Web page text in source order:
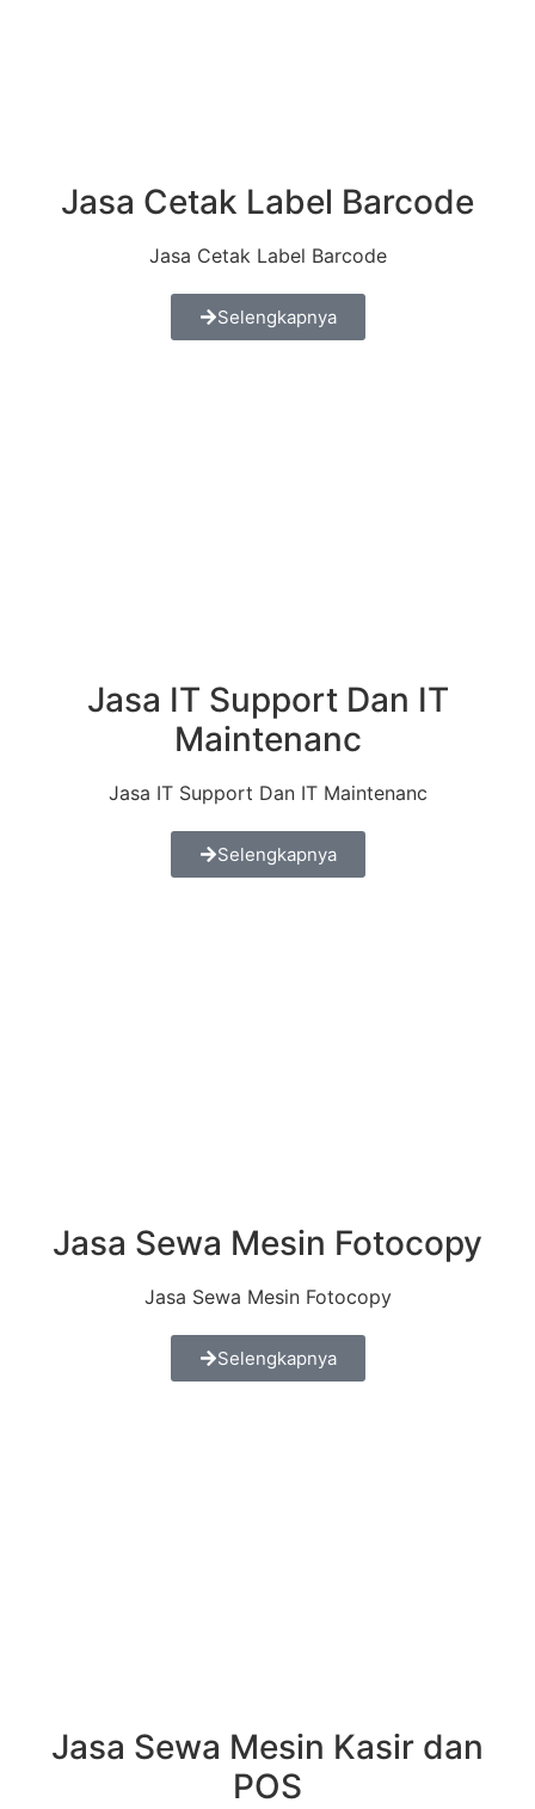
Jasa Cetak Label Barcode
Jasa Cetak Label Barcode
Selengkapnya
Jasa IT Support Dan IT
Maintenanc
Jasa IT Support Dan IT Maintenanc
Selengkapnya
Jasa Sewa Mesin Fotocopy
Jasa Sewa Mesin Fotocopy
Selengkapnya
Jasa Sewa Mesin Kasir dan
POS